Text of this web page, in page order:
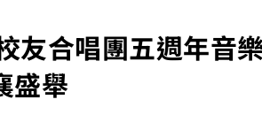
友合唱團五週年音
盛舉